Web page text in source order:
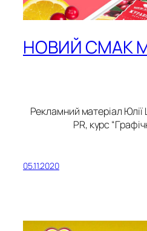
НОВИЙ СМАК
Рекламний матеріал
PR, курс
05.11.2020